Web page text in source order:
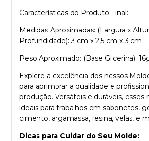
Características do Produto Final:
Medidas Aproximadas: (Largura x
Profundidade): 3 cm x 2,5 cm x 3 cm
Peso Aproximado: (Base Glicerina):
Explore a excelência dos nossos
para aprimorar a qualidade e
produção. Versáteis e duráveis, esses
ideais para trabalhos em sabonetes,
cimento, argamassa, resina, velas, e
Dicas para Cuidar do Seu Molde: